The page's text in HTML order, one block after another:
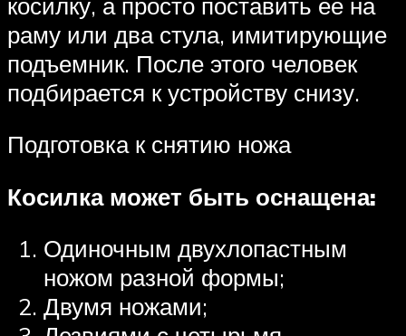
раму или два стула, имитирующие
подъемник. После этого человек
подбирается к устройству снизу.
Подготовка к снятию ножа
Косилка может быть оснащена:
Одиночным двухлопастным
ножом разной формы;
Двумя ножами;